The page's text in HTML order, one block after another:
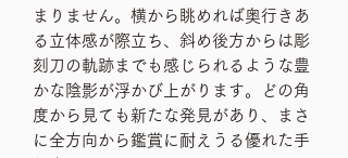
まりません。横から眺めれば奥行きあ
る立体感が際立ち、斜め後方からは彫
刻刀の軌跡までも感じられるような豊
かな陰影が浮かび上がります。どの角
度から見ても新たな発見があり、まさ
に全方向から鑑賞に耐えうる優れた手